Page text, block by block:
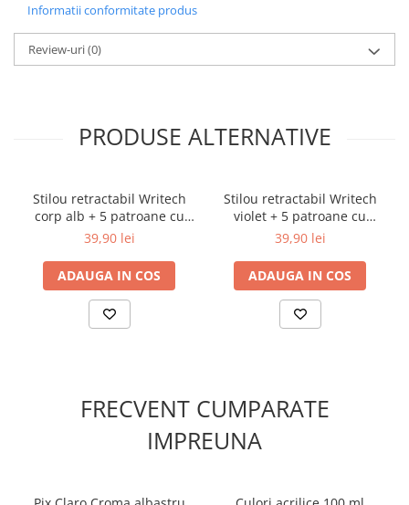
Caiete mecanice
Alonje
Indecsi
Dosare din carton
Mape din carton si plastic
Cutii si containere pentru arhivare
Clipboard-uri
Accesorii pentru birou
Agrafe, clipsuri, ace si piuneze
Informatii conformitate produs
Review-uri(0)
PRODUSE ALTERNATIVE
Stilou retractabil Writech
corp alb + 5 patroane cu
cerneala albastra
39,90 lei
ADAUGA IN COS
Stilou retractabil Writech
violet + 5 patroane cu
cerneala albastra, penita F
39,90 lei
ADAUGA IN COS
FRECVENT CUMPARATE
IMPREUNA